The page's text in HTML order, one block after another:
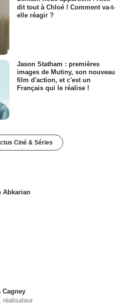
dit tout à Chloé ! Comment va-t-
elle réagir ?
Jason Statham : premières
images de Mutiny, son nouveau
film d'action, et c'est un
Français qui le réalise !
Ciné & Séries
Abkarian
Cagney
réalisateur